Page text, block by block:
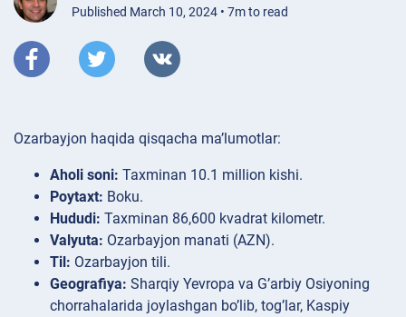
Published March 10, 2024 • 7m to read
Ozarbayjon haqida qisqacha ma’lumotlar:
Aholi soni: Taxminan 10.1 million kishi.
Poytaxt: Boku.
Hududi: Taxminan 86,600 kvadrat kilometr.
Valyuta: Ozarbayjon manati (AZN).
Til: Ozarbayjon tili.
Geografiya: Sharqiy Yevropa va G’arbiy Osiyoning
chorrahalarida joylashgan bo’lib, tog’lar, Kaspiy